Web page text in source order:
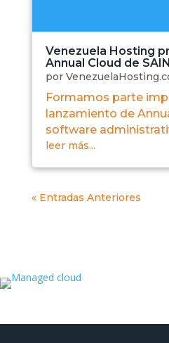
Venezuela Hosting
Annual Cloud de
por
Formamos parte
lanzamiento de
software
leer más...
« Entradas Anteriores